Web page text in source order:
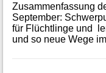
Zusammenfassung
September:
für Flüchtlinge und
und so neue Wege